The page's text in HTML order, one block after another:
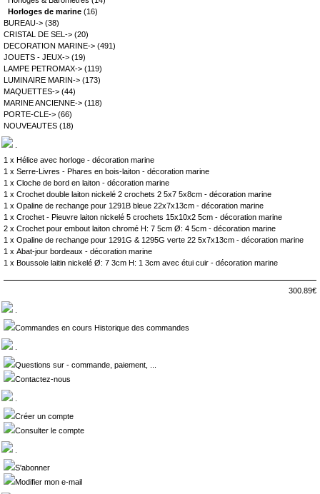
Horloges de marine (16)
BUREAU-> (38)
CRISTAL DE SEL-> (20)
DECORATION MARINE-> (491)
JOUETS - JEUX-> (19)
LAMPE PETROMAX-> (119)
LUMINAIRE MARIN-> (173)
MAQUETTES-> (44)
MARINE ANCIENNE-> (118)
PORTE-CLE-> (66)
NOUVEAUTES (18)
1 x Hélice avec horloge - décoration marine
1 x Serre-Livres - Phares en bois-laiton - décoration marine
1 x Cloche de bord en laiton - décoration marine
1 x Crochet double laiton nickelé 2 crochets 2 5x7 5x8cm - décoration marine
1 x Opaline de rechange pour 1291B bleue 22x7x13cm - décoration marine
1 x Crochet - Pieuvre laiton nickelé 5 crochets 15x10x2 5cm - décoration marine
2 x Crochet pour embout laiton chromé H: 7 5cm Ø: 4 5cm - décoration marine
1 x Opaline de rechange pour 1291G & 1295G verte 22 5x7x13cm - décoration marine
1 x Abat-jour bordeaux - décoration marine
1 x Boussole laitin nickelé Ø: 7 3cm H: 1 3cm avec étui cuir - décoration marine
300.89€
Commandes en cours Historique des commandes
Questions sur - commande, paiement, ...
Contactez-nous
Créer un compte
Consulter le compte
S'abonner
Modifier mon e-mail